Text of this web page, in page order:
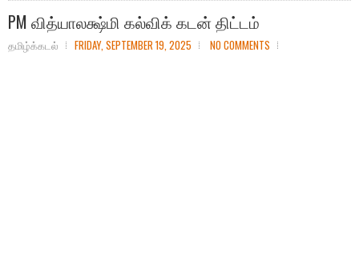
PM வித்யாலக்ஷ்மி கல்விக் கடன் திட்டம்
தமிழ்க்கடல் FRIDAY, SEPTEMBER 19, 2025 NO COMMENTS